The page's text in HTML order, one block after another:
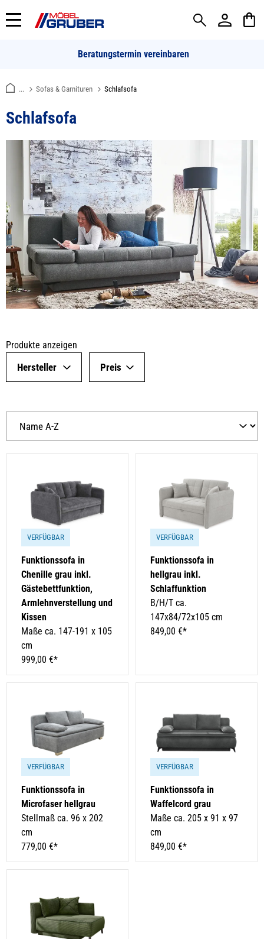
springen
Beratungstermin vereinbaren
... Sofas & Garnituren Schlafsofa
Schlafsofa
Produkte anzeigen
Hersteller Preis
VERFÜGBAR
Funktionssofa in
Chenille grau inkl.
Gästebettfunktion,
Armlehnverstellung und
Kissen
Maße ca. 147-191 x 105
cm
999,00 €*
VERFÜGBAR
Funktionssofa in
hellgrau inkl.
Schlaffunktion
B/H/T ca.
147x84/72x105 cm
849,00 €*
VERFÜGBAR
Funktionssofa in
Microfaser hellgrau
Stellmaß ca. 96 x 202
cm
779,00 €*
VERFÜGBAR
Funktionssofa in
Waffelcord grau
Maße ca. 205 x 91 x 97
cm
849,00 €*